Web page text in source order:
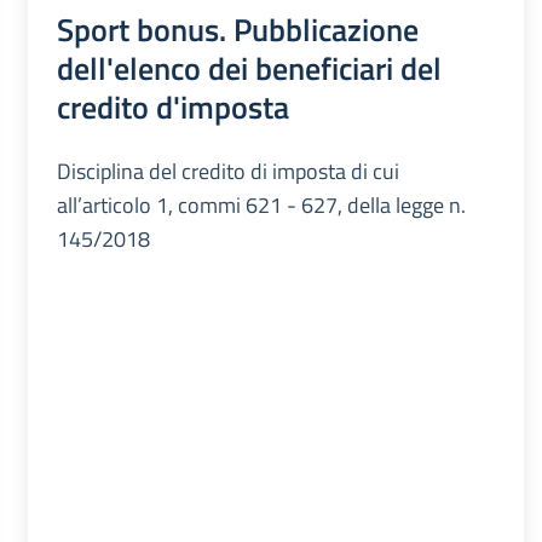
Sport bonus. Pubblicazione
dell'elenco dei beneficiari del
credito d'imposta
Disciplina del credito di imposta di cui
all’articolo 1, commi 621 - 627, della legge n.
145/2018